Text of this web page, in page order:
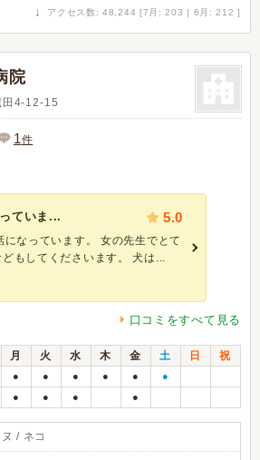
↓ アクセス数: 48,244 [7月: 203 | 6月: 212 ]
院
田4-12-15
1件
ていま... 5.0
なっています。 女の先生でとて
もしてくださいます。 犬は...
口コミをすべて見る
月 火 水 木 金 土 日
祝
● ● ● ● ● ●
● ● ● ●
/ ネコ